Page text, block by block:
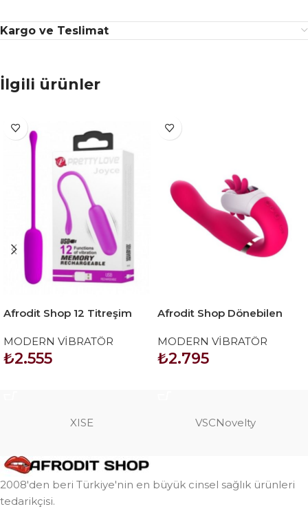
Kargo ve Teslimat
İlgili ürünler
Afrodit Shop 12 Titreşim
MODERN VİBRATÖR
₺2.555
Afrodit Shop Dönebilen
Vibratör
MODERN VİBRATÖR
₺2.795
XISE VSCNovelty
2008'den beri Türkiye'nin en büyük cinsel sağlık ürünleri
tedarikçisi.